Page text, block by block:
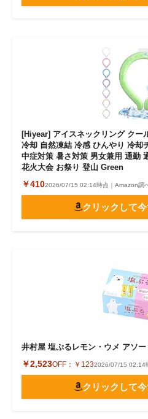
[Hiyear] アイスネックリング ク
冷却 自然凍結 冷感 ひんやり 冷却
中症対策 暑さ対策 男女兼用 通勤
花火大会 お祭り 登山 Green
￥4102026/07/15 02:14時点｜Amazon調
クリックして
井村屋 塩ぷるレモン・ウメ アソ
￥2,523OFF： ￥1232026/07/15 02:14
クリックして